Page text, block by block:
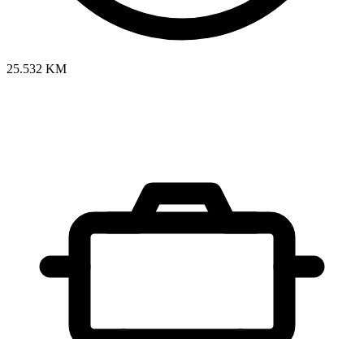
25.532 KM